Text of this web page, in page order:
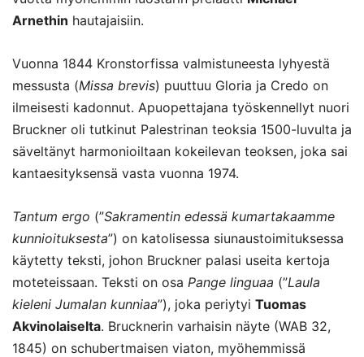
Arnethin hautajaisiin.
Vuonna 1844 Kronstorfissa valmistuneesta lyhyestä
messusta (Missa brevis) puuttuu Gloria ja Credo on
ilmeisesti kadonnut. Apuopettajana työskennellyt nuori
Bruckner oli tutkinut Palestrinan teoksia 1500-luvulta ja
säveltänyt harmonioiltaan kokeilevan teoksen, joka sai
kantaesityksensä vasta vuonna 1974.
Tantum ergo (”Sakramentin edessä kumartakaamme
kunnioituksesta”) on katolisessa siunaustoimituksessa
käytetty teksti, johon Bruckner palasi useita kertoja
moteteissaan. Teksti on osa Pange linguaa (”Laula
kieleni Jumalan kunniaa”), joka periytyi Tuomas
Akvinolaiselta. Brucknerin varhaisin näyte (WAB 32,
1845) on schubertmaisen viaton, myöhemmissä